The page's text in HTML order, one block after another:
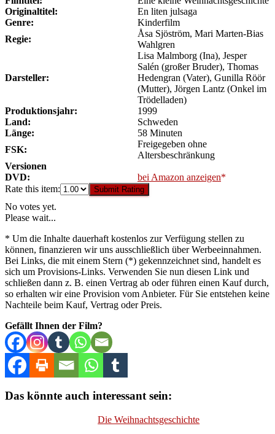
Originaltitel:
En liten julsaga
Genre:
Kinderfilm
Regie:
Åsa Sjöström, Mari Marten-Bias
Wahlgren
Darsteller:
Lisa Malmborg (Ina), Jesper
Salén (großer Bruder), Thomas
Hedengran (Vater), Gunilla Röör
(Mutter), Jörgen Lantz (Onkel im
Trödelladen)
Produktionsjahr:
1999
Land:
Schweden
Länge:
58 Minuten
FSK:
Freigegeben ohne
Altersbeschränkung
Versionen
DVD:
bei Amazon anzeigen
Rate this item:
Submit Rating
No votes yet.
Please wait...
* Um die Inhalte dauerhaft kostenlos zur Verfügung stellen zu
können, finanzieren wir uns ausschließlich über Werbeeinnahmen.
Bei Links, die mit einem Stern (*) gekennzeichnet sind, handelt es
sich um Provisions-Links. Verwenden Sie nun diesen Link und
schließen dann z. B. einen Vertrag ab oder führen einen Kauf durch,
so erhalten wir eine Provision vom Anbieter. Für Sie entstehen keine
Nachteile beim Kauf, Vertrag oder Preis.
Gefällt Ihnen der Film?
Das könnte auch interessant sein:
Die Weihnachtsgeschichte